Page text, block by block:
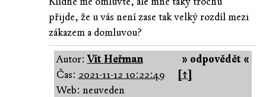
přijde, že u vás není zase tak velký rozdíl mezi
zákazem a domluvou?
» odpovědět «
Autor:Vít Heřman
Čas: 2021-11-12 10:22:49
[↑]
Web: neuveden